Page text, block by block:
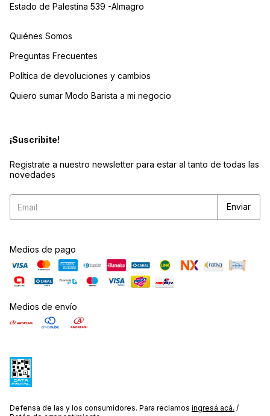
Estado de Palestina 539 -Almagro
Quiénes Somos
Preguntas Frecuentes
Política de devoluciones y cambios
Quiero sumar Modo Barista a mi negocio
¡Suscribite!
Registrate a nuestro newsletter para estar al tanto de todas las
novedades
Medios de pago
Medios de envío
Defensa de las y los consumidores. Para reclamos ingresá acá. /